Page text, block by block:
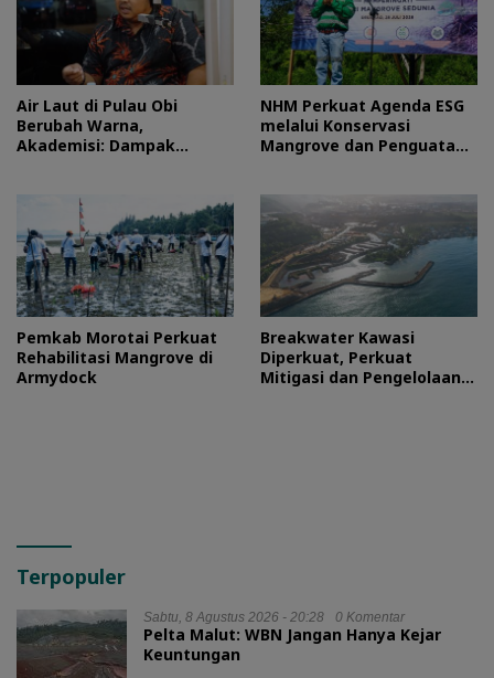
Air Laut di Pulau Obi
Berubah Warna,
Akademisi: Dampak
NHM Perkuat Agenda ESG
melalui Konservasi
Mangrove dan Penguatan
Pemkab Morotai Perkuat
Rehabilitasi Mangrove di
Armydock
Breakwater Kawasi
Diperkuat, Perkuat
Mitigasi dan Pengelolaan
Terpopuler
Sabtu, 8 Agustus 2026 - 20:28 0 Komentar
Pelta Malut: WBN Jangan Hanya Kejar
Keuntungan